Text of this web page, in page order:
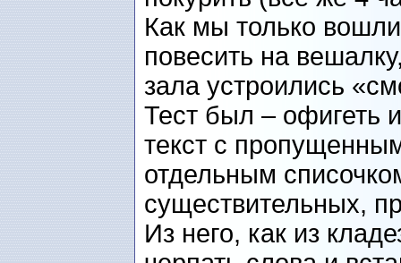
Как мы только
повесить на
зала устроились
Тест был – офигеть
текст с
отдельным
существительных,
Из него, как из